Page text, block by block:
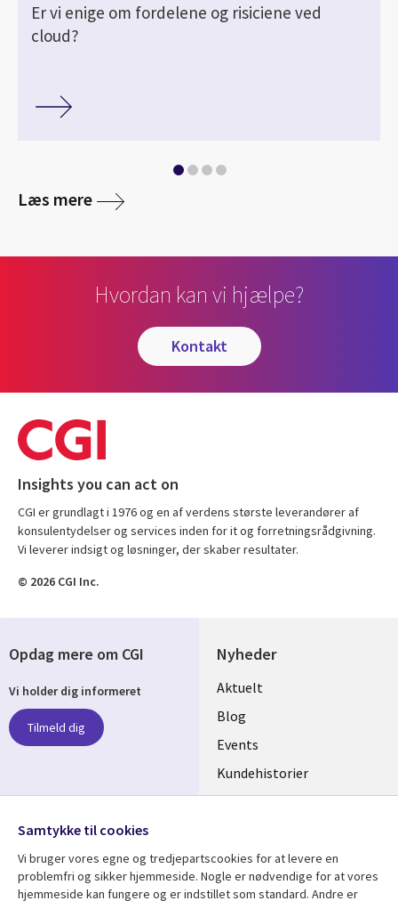
Er vi enige om fordelene og risiciene ved
cloud?
Læs mere
Hvordan kan vi hjælpe?
kontakt
Insights you can act on
CGI er grundlagt i 1976 og en af verdens største leverandører af
konsulentydelser og services inden for it og forretningsrådgivning.
Vi leverer indsigt og løsninger, der skaber resultater.
© 2026 CGI Inc.
Nyheder
Useful
links
DENMARK
Aktuelt
Blog
Events
Kundehistorier
Videoer
Opdag mere om CGI
Vi holder dig informeret
Tilmeld dig
Media
DENMARK
Samtykke til cookies
Vi bruger vores egne og tredjepartscookies for at levere en
problemfri og sikker hjemmeside. Nogle er nødvendige for at vores
hjemmeside kan fungere og er indstillet som standard. Andre er